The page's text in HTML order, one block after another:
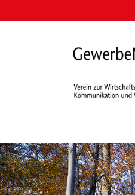
überspringen
Navigation